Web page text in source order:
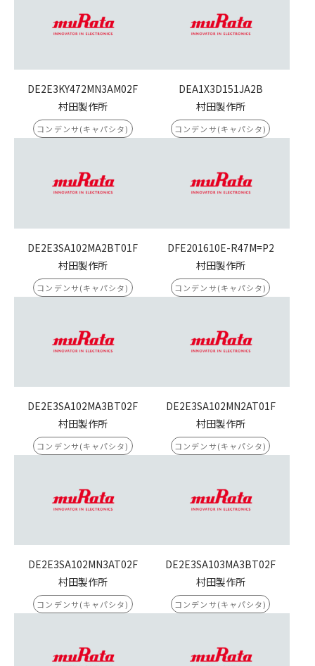
DE2E3KY472MN3AM02F
村田製作所
コンデンサ(キャパシタ)
DEA1X3D151JA2B
村田製作所
コンデンサ(キャパシタ)
DE2E3SA102MA2BT01F
村田製作所
コンデンサ(キャパシタ)
DFE201610E-R47M=P2
村田製作所
コンデンサ(キャパシタ)
DE2E3SA102MA3BT02F
村田製作所
コンデンサ(キャパシタ)
DE2E3SA102MN2AT01F
村田製作所
コンデンサ(キャパシタ)
DE2E3SA102MN3AT02F
村田製作所
コンデンサ(キャパシタ)
DE2E3SA103MA3BT02F
村田製作所
コンデンサ(キャパシタ)